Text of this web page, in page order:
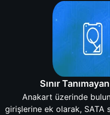
Sınır
Anakart üzerinde
girişlerine ek olarak, SATA